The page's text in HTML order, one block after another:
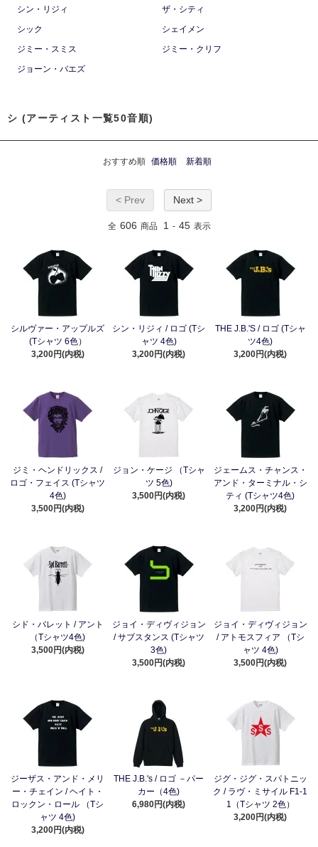
シン・リジィ
ザ・シティ
シック
シェイメン
ジミー・スミス
ジミー・クリフ
ジョーン・バエズ
シ (アーティスト一覧50音順)
おすすめ順 価格順 新着順
< Prev Next >
全 606 商品 1 - 45 表示
シルヴァー・アップルズ
(Tシャツ 6色）
3,200円(内税)
シン・リジィ / ロゴ (Tシ
ャツ 4色)
3,200円(内税)
THE J.B.'S / ロゴ (Tシャ
ツ4色)
3,200円(内税)
ジミ・ヘンドリックス /
ロゴ・フェイス (Tシャツ
4色)
3,500円(内税)
ジョン・ケージ （Tシャ
ツ 5色)
3,500円(内税)
ジェームス・チャンス・
アンド・ターミナル・シ
ティ (Tシャツ4色)
3,200円(内税)
シド・バレット / アント
（Tシャツ4色)
3,500円(内税)
ジョイ・ディヴィジョン
/ サブスタンス (Tシャツ
3色)
3,500円(内税)
ジョイ・ディヴィジョン
/ アトモスフィア （Tシ
ャツ 4色)
3,500円(内税)
ジーザス・アンド・メリ
ー・チェイン / ヘイト・
ロックン・ロール （Tシ
ャツ 4色)
3,200円(内税)
THE J.B.'s / ロゴ －パー
カー（4色)
6,980円(内税)
ジグ・ジグ・スパトニッ
ク / ラヴ・ミサイル F1-1
1（Tシャツ 2色）
3,200円(内税)